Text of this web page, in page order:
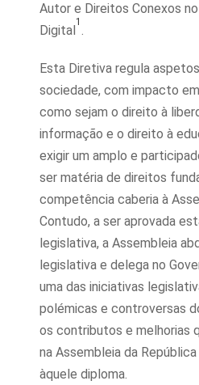
Autor e Direitos Conexos
Digital
1
.
Esta Diretiva regula
sociedade, com impacto
como sejam o direito à
informação e o direito à
exigir um amplo e
ser matéria de direitos
competência caberia à
Contudo, a ser aprovada
legislativa, a Assembleia
legislativa e delega no
uma das iniciativas
polémicas e controversas
os contributos e melhorias
na Assembleia da
àquele diploma.